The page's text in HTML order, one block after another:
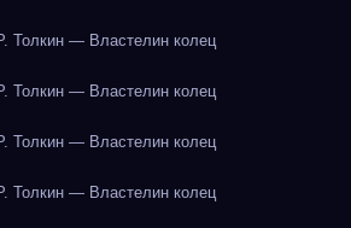
Толкин — Властелин колец
Толкин — Властелин колец
Толкин — Властелин колец
Толкин — Властелин колец